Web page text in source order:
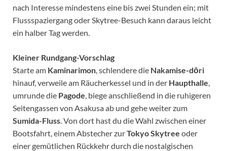
nach Interesse mindestens eine bis zwei Stunden ein; mit
Flussspaziergang oder Skytree-Besuch kann daraus leicht
ein halber Tag werden.
Kleiner Rundgang-Vorschlag
Starte am Kaminarimon , schlendere die Nakamise-dōri
hinauf, verweile am Räucherkessel und in der Haupthalle
umrunde die Pagode , biege anschließend in die ruhigeren
Seitengassen von Asakusa ab und gehe weiter zum
Sumida-Fluss . Von dort hast du die Wahl zwischen einer
Bootsfahrt, einem Abstecher zurTokyo Skytree oder
einer gemütlichen Rückkehr durch die nostalgischen